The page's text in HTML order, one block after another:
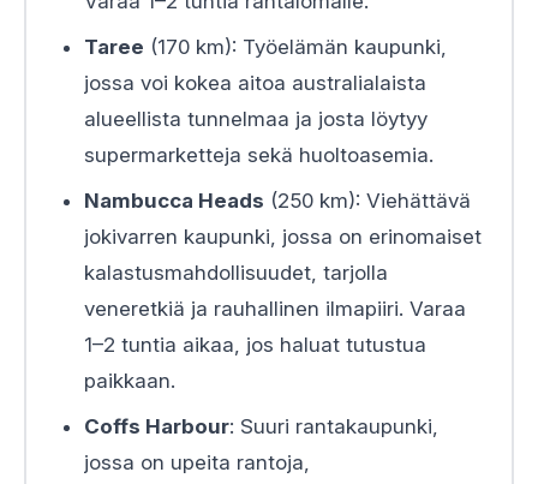
Taree (170 km): Työelämän kaupunki,
jossa voi kokea aitoa australialaista
alueellista tunnelmaa ja josta löytyy
supermarketteja sekä huoltoasemia.
Nambucca Heads (250 km): Viehättävä
jokivarren kaupunki, jossa on erinomaiset
kalastusmahdollisuudet, tarjolla
veneretkiä ja rauhallinen ilmapiiri. Varaa
1–2 tuntia aikaa, jos haluat tutustua
paikkaan.
Coffs Harbour: Suuri rantakaupunki,
jossa on upeita rantoja,